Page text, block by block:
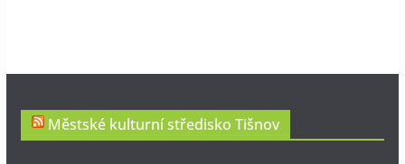
Městské kulturní středisko Tišnov